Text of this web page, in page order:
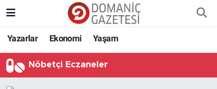
Yazarlar Ekonomi Yaşam
Nöbetçi Eczaneler